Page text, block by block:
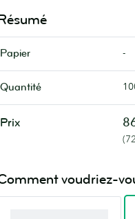
Papier -
Quantité
Prix
voudriez-